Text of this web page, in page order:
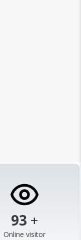
103 +
Online visitor